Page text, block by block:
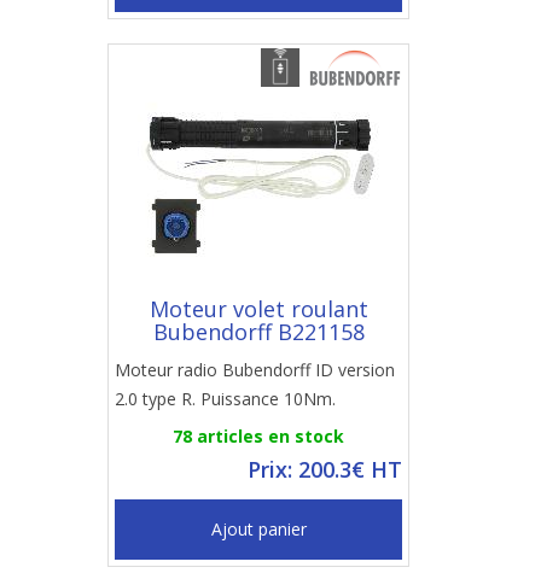
Moteur volet roulant
Bubendorff B221158
Moteur radio Bubendorff ID version
2.0 type R. Puissance 10Nm.
78 articles en stock
Prix: 200.3€ HT
Ajout panier